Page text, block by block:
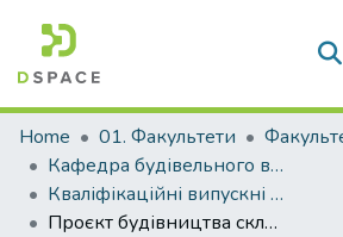
Communities & Collections
All of DSpace
Statistics
Home 01. Факультети
Кафедра будівельного виробництва та управління проєктами (Кафедра БВ та УП)
Кваліфікаційні випускні роботи здобувачів вищої освіти кафедри БВ та УП
Проєкт будівництва складської багатоповерхової промислової будівлі в м. Вінниця